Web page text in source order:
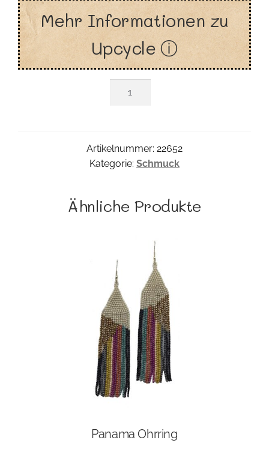
Mehr Informationen zu
Upcycle ⓘ
Artikelnummer: 22652
Kategorie: Schmuck
Ähnliche Produkte
Panama Ohrring